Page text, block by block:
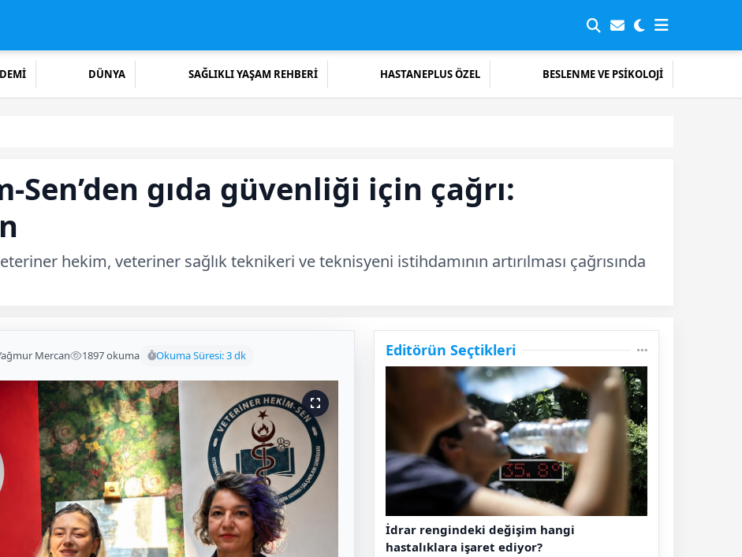
DÜNYA SAĞLIKLI YAŞAM REHBERİ HASTANEPLUS ÖZEL BESLENME VE PSİKOLOJİ
gıda güvenliği için çağrı:
hekim, veteriner sağlık teknikeri ve teknisyeni istihdamının artırılması çağrısında
Mercan 1897 okuma Okuma Süresi: 3 dk Editörün Seçtikleri
İdrar rengindeki değişim hangi
hastalıklara işaret ediyor?